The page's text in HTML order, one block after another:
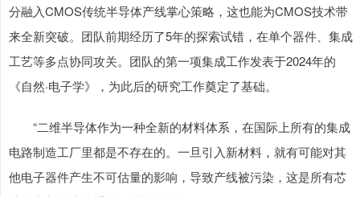
分融入CMOS传统半导体产线掌心策略，这也能为CMOS技术带
来全新突破。团队前期经历了5年的探索试错，在单个器件、集成
工艺等多点协同攻关。团队的第一项集成工作发表于2024年的
《自然·电子学》，为此后的研究工作奠定了基础。
“二维半导体作为一种全新的材料体系，在国际上所有的集成
电路制造工厂里都是不存在的。一旦引入新材料，就有可能对其
他电子器件产生不可估量的影响，导致产线被污染，这是所有芯